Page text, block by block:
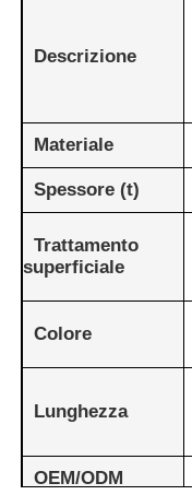
Prodotti
Chi Siamo
Descrizione
Materiale
Spessore (t)
Trattamento
superficiale
Colore
Lunghezza
OEM/ODM